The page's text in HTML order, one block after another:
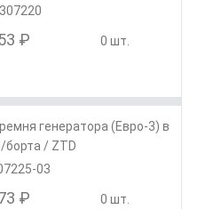
₽ 0 шт.
генератора (Евро-3) в
борта / ZTD
03
₽ 0 шт.